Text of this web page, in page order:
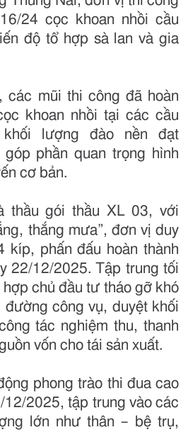
24 cọc khoan nhồi cầu
độ tổ hợp sà lan và gia
các mũi thi công đã hoàn
khoan nhồi tại các cầu
lượng đào nền đạt
góp phần quan trọng hình
cơ bản.
thầu gói thầu XL 03, với
thắng mưa”, đơn vị duy
kíp, phấn đấu hoàn thành
22/12/2025. Tập trung tối
chủ đầu tư tháo gỡ khó
đường công vụ, duyệt khối
tác nghiệm thu, thanh
vốn cho tái sản xuất.
phong trào thi đua cao
2025, tập trung vào các
lớn như thân – bệ trụ,